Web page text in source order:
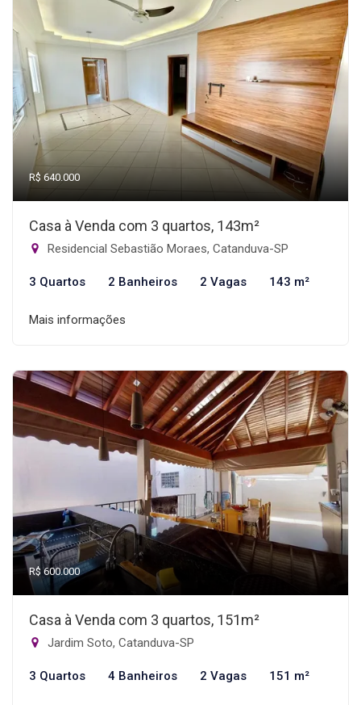
R$ 640.000
Casa à Venda com 3 quartos, 143m²
Residencial Sebastião Moraes, Catanduva-SP
3 Quartos 2 Banheiros 2 Vagas 143 m²
Mais informações
R$ 600.000
Casa à Venda com 3 quartos, 151m²
Jardim Soto, Catanduva-SP
3 Quartos 4 Banheiros 2 Vagas 151 m²